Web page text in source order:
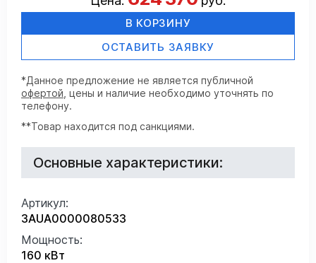
В КОРЗИНУ
ОСТАВИТЬ ЗАЯВКУ
*Данное предложение не является публичной
офертой , цены и наличие необходимо уточнять по
телефону.
**Товар находится под санкциями.
Основные характеристики:
Артикул:
3AUA0000080533
Мощность:
160 кВт